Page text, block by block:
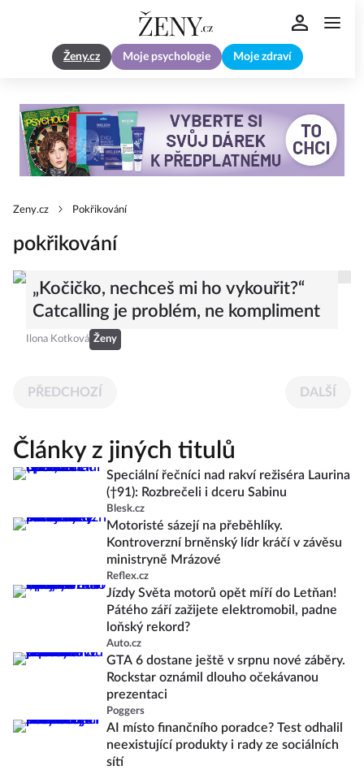
Ženy.cz Moje psychologie Moje zdraví
Zeny.cz Pokřikování
pokřikování
„Kočičko, nechceš mi ho vykouřit?“
Catcalling je problém, ne kompliment
Ilona Kotková Ženy
PŘEDCHOZÍ DALŠÍ
Články z jiných titulů
Speciální řečníci nad rakví režiséra Laurina
(†91): Rozbrečeli i dceru Sabinu
Blesk.cz
Motoristé sázejí na přeběhlíky.
Kontroverzní brněnský lídr kráčí v závěsu
ministryně Mrázové
Reflex.cz
Jízdy Světa motorů opět míří do Letňan!
Pátého září zažijete elektromobil, padne
loňský rekord?
Auto.cz
GTA 6 dostane ještě v srpnu nové záběry.
Rockstar oznámil dlouho očekávanou
prezentaci
Poggers
AI místo finančního poradce? Test odhalil
neexistující produkty i rady ze sociálních
sítí